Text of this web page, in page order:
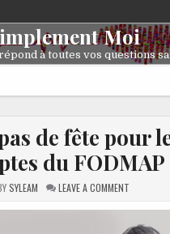
Moi
à toutes vos questions
de fête pour
du FODMAP
SYLEAM LEAVE A COMMENT